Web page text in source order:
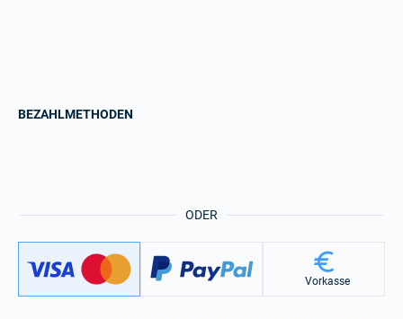
ODER
BEZAHLMETHODEN
Vorkasse